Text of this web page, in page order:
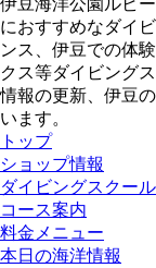
伊豆海洋公園ルビ
におすすめなダイ
ンス、伊豆での体
クス等ダイビング
情報の更新、伊豆
います。
トップ
ショップ情報
ダイビングスクール
コース案内
料金メニュー
本日の海洋情報